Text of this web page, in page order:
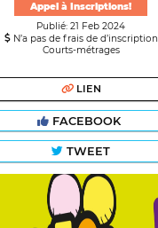
Appel à Inscriptions!
Publié: 21 Feb 2024
N’a pas de frais de d’inscription
Courts-métrages
LIEN
FACEBOOK
TWEET